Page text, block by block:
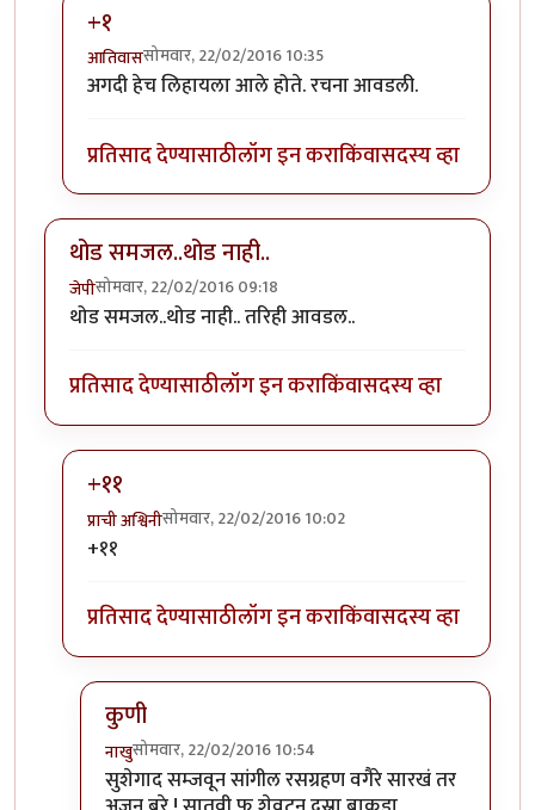
+१
आतिवाससोमवार, 22/02/2016 10:35
In reply toझाडी बोलीत असूनही खालीbyअजया
अगदी हेच लिहायला आले होते. रचना आवडली.
प्रतिसाद देण्यासाठीलॉग इन कराकिंवासदस्य व्हा
थोड समजल..थोड नाही..
जेपीसोमवार, 22/02/2016 09:18
थोड समजल..थोड नाही.. तरिही आवडल..
प्रतिसाद देण्यासाठीलॉग इन कराकिंवासदस्य व्हा
+११
प्राची अश्विनीसोमवार, 22/02/2016 10:02
In reply to
+११
प्रतिसाद देण्यासाठीलॉग इन कराकिंवासदस्य व्हा
कुणी
नाखुसोमवार, 22/02/2016 10:54
In reply to+११byप्राची अश्विनी
सुशेगाद सम्जवून सांगील रसग्रहण वगैरे सारखं तर